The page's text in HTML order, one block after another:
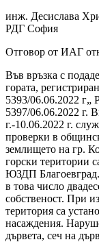
инж. Десислава
РДГ София
Отговор от ИАГ
Във връзка с
гората,
5393/06.06.2022 г„
5397/06.06.2022 г.
г.-10.06.2022 г.
проверки в
землището на гр.
горски територии
ЮЗДП
в това число
собственост. При
територия са
насаждения.
дървета, сеч на